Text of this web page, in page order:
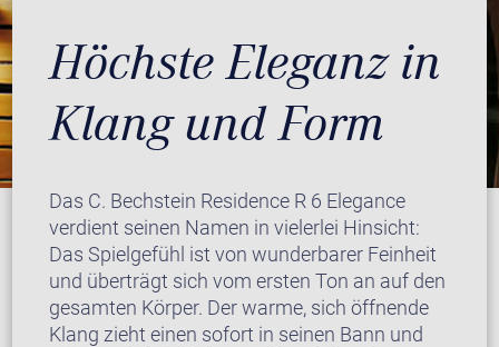
Höchste Eleganz in
Klang und Form
Das C. Bechstein Residence R 6 Elegance
verdient seinen Namen in vielerlei Hinsicht:
Das Spielgefühl ist von wunderbarer Feinheit
und überträgt sich vom ersten Ton an auf den
gesamten Körper. Der warme, sich öffnende
Klang zieht einen sofort in seinen Bann und